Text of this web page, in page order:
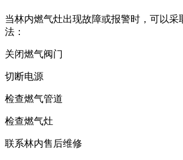
当林内燃气灶出现故障或报警时，可以采
法：
关闭燃气阀门
切断电源
检查燃气管道
检查燃气灶
联系林内售后维修